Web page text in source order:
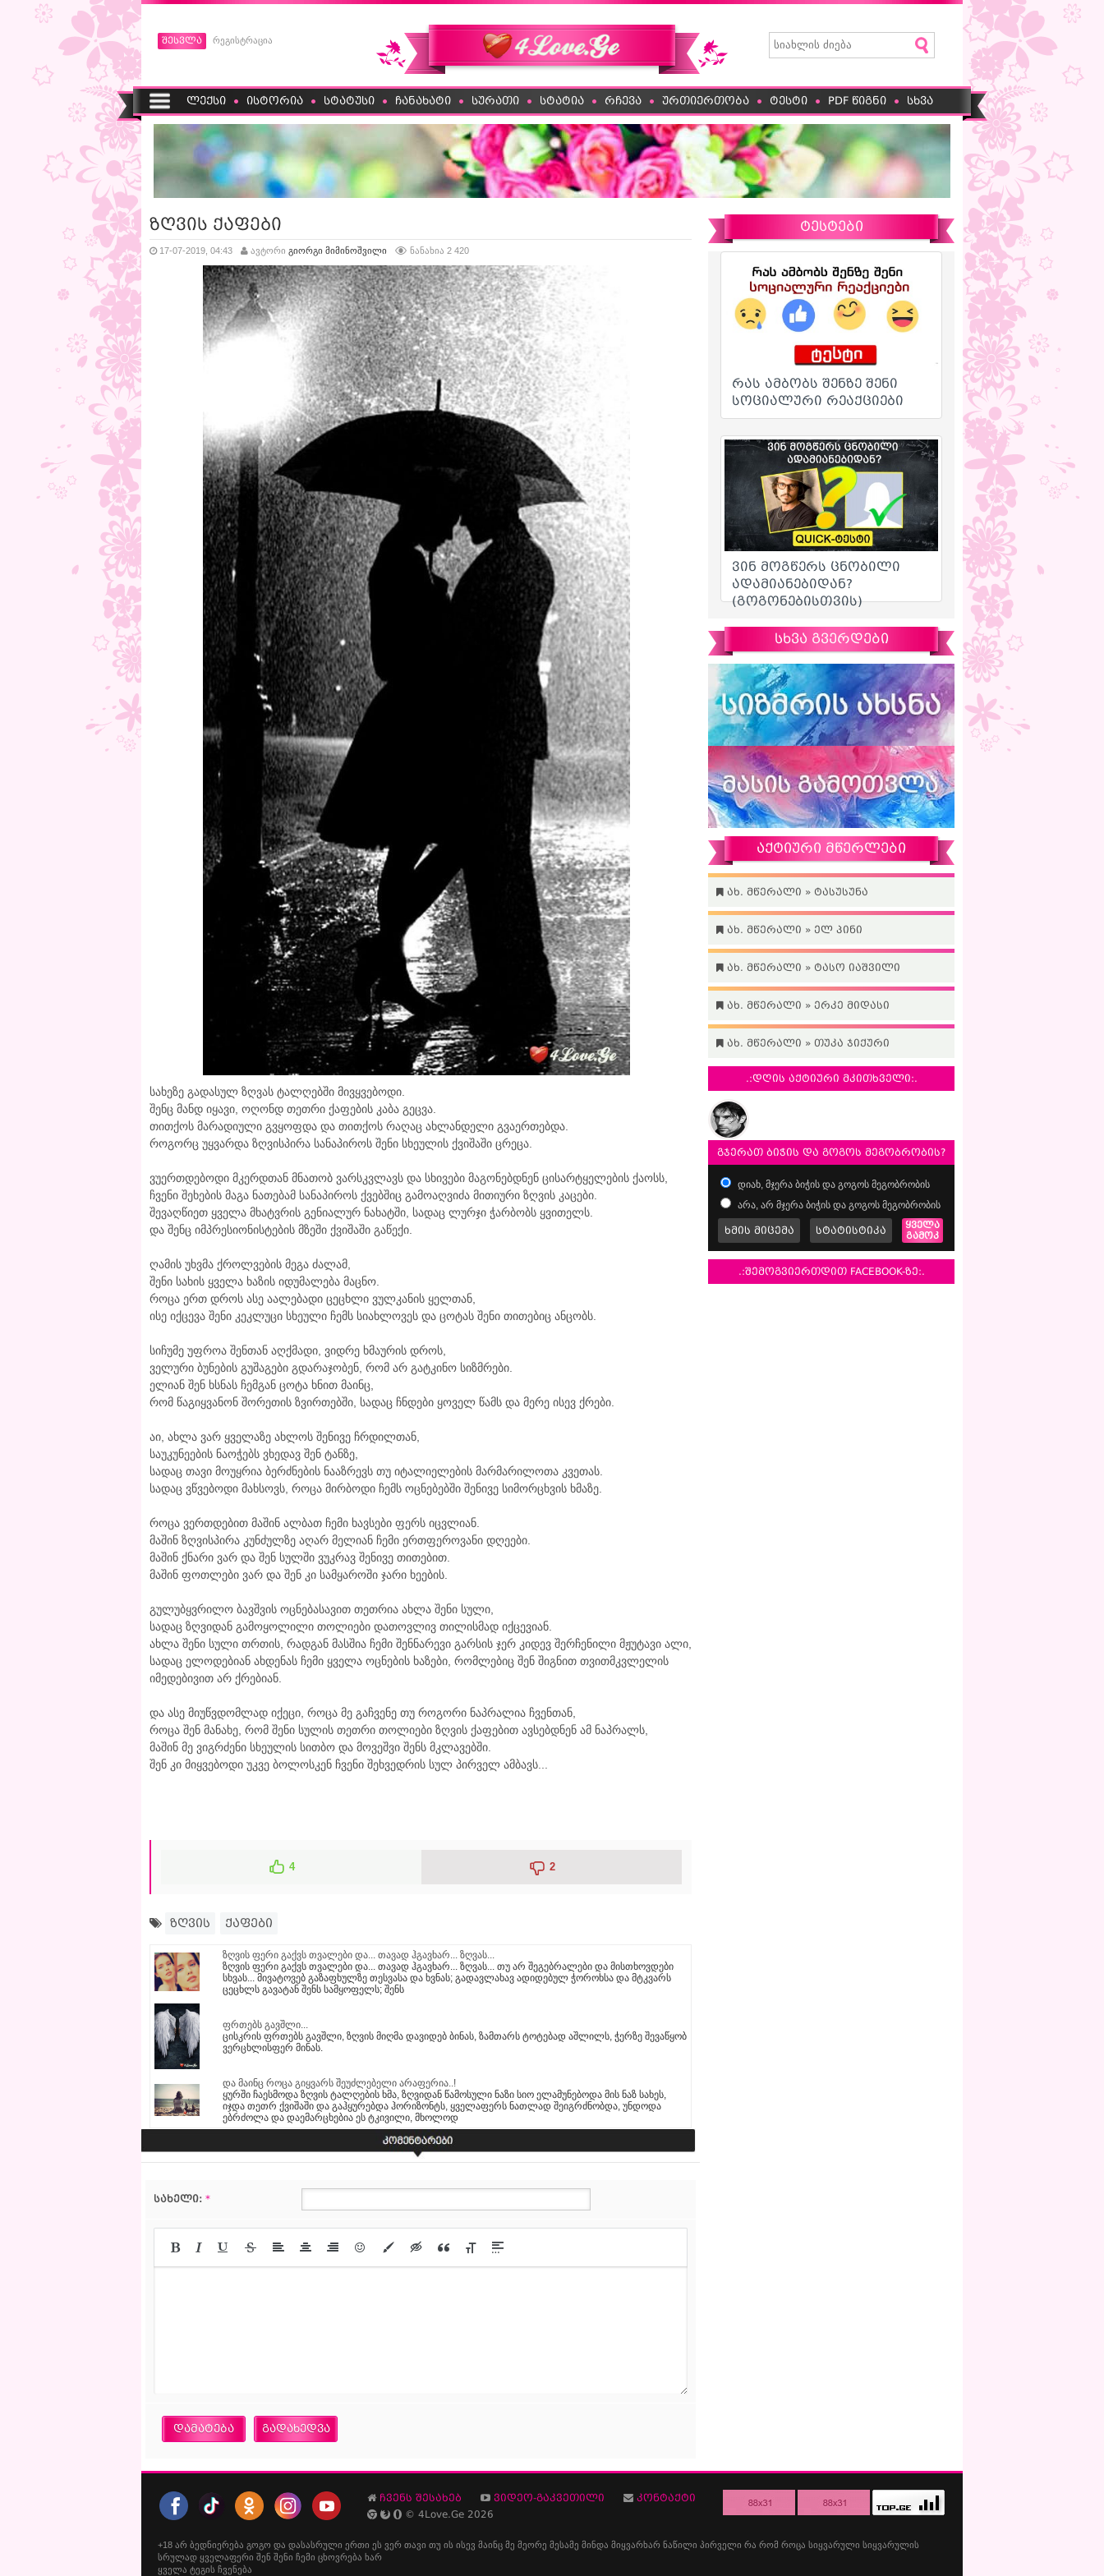
შესვლა რეგისტრაცია
ლექსი ისტორია სტატუსი ჩანახატი სურათი სტატია რჩევა ურთიერთობა ტესტი PDF წიგნი სხვა
ზღვის ქაფები
17-07-2019, 04:43 ავტორი გიორგი მიმინოშვილი ნანახია 2 420
სახეზე გადასულ ზღვას ტალღებში მივყვებოდი.
შენც მანდ იყავი, ოღონდ თეთრი ქაფების კაბა გეცვა.
თითქოს მარადიული გვყოფდა და თითქოს რაღაც ახლანდელი გვაერთებდა.
როგორც უყვარდა ზღვისპირა სანაპიროს შენი სხეულის ქვიშაში ცრეცა.
ვუერთდებოდი მკერდთან მნათობ ვარსკვლავს და სხივები მაგონებდნენ ცისარტყელების ქაოსს,
ჩვენი შეხების მაგა ნათებამ სანაპიროს ქვებშიც გამოაღვიძა მითიური ზღვის კაცები.
შევაღწიეთ ყველა მხატვრის გენიალურ ნახატში, სადაც ლურჯი ჭარბობს ყვითელს.
და შენც იმპრესიონისტების მზეში ქვიშაში გაწექი.
ღამის უხვმა ქროლვების მეგა ძალამ,
შენი სახის ყველა ხაზის იდუმალება მაცნო.
როცა ერთ დროს ასე აალებადი ცეცხლი ვულკანის ყელთან,
ისე იქცევა შენი კეკლუცი სხეული ჩემს სიახლოვეს და ცოტას შენი თითებიც ანცობს.
სიჩუმე უფროა შენთან აღქმადი, ვიდრე ხმაურის დროს,
ველური ბუნების გუშაგები გდარაჯობენ, რომ არ გატკინო სიზმრები.
ელიან შენ ხსნას ჩემგან ცოტა ხნით მაინც,
რომ წაგიყვანონ შორეთის ზვირთებში, სადაც ჩნდები ყოველ წამს და მერე ისევ ქრები.
აი, ახლა ვარ ყველაზე ახლოს შენივე ჩრდილთან,
საუკუნეების ნაოჭებს ვხედავ შენ ტანზე,
სადაც თავი მოუყრია ბერძნების ნააზრევს თუ იტალიელების მარმარილოთა კვეთას.
სადაც ვწვებოდი მახსოვს, როცა მირბოდი ჩემს ოცნებებში შენივე სიმორცხვის ხმაზე.
როცა ვერთდებით მაშინ ალბათ ჩემი ხავსები ფერს იცვლიან.
მაშინ ზღვისპირა კუნძულზე აღარ მელიან ჩემი ერთფეროვანი დღეები.
მაშინ ქნარი ვარ და შენ სულში ვუკრავ შენივე თითებით.
მაშინ ფოთლები ვარ და შენ კი სამყაროში ჯარი ხეების.
გულუბყვრილო ბავშვის ოცნებასავით თეთრია ახლა შენი სული,
სადაც ზღვიდან გამოყოლილი თოლიები დათოვლივ თილისმად იქცევიან.
ახლა შენი სული თრთის, რადგან მასშია ჩემი შენნარევი გარსის ჯერ კიდევ შერჩენილი მჟუტავი ალი,
სადაც ელოდებიან ახდენას ჩემი ყველა ოცნების ხაზები, რომლებიც შენ შიგნით თვითმკვლელის
იმედებივით არ ქრებიან.
და ასე მიუწვდომლად იქეცი, როცა მე გაჩვენე თუ როგორი ნაპრალია ჩვენთან,
როცა შენ მანახე, რომ შენი სულის თეთრი თოლიები ზღვის ქაფებით ავსებდნენ ამ ნაპრალს,
მაშინ მე ვიგრძენი სხეულის სითბო და მოვეშვი შენს მკლავებში.
შენ კი მიყვებოდი უკვე ბოლოსკენ ჩვენი შეხვედრის სულ პირველ ამბავს...
4 2
ზღვის ქაფები
ზღვის ფერი გაქვს თვალები და... თავად ჰგავხარ... ზღვას...
ზღვის ფერი გაქვს თვალები და... თავად ჰგავხარ... ზღვას... თუ არ შეგებრალები და მისთხოვდები
სხვას... მივატოვებ გაზაფხულზე თესვასა და ხვნას; გადავლახავ ადიდებულ ჭოროხსა და მტკვარს
ცეცხლს გავატან შენს სამყოფელს; შენს
ფრთებს გავშლი...
ცისკრის ფრთებს გავშლი, ზღვის მიღმა დავიდებ ბინას, ზამთარს ტოტებად აშლილს, ჭერზე შევაწყობ
ვერცხლისფერ მინას.
და მაინც როცა გიყვარს შეუძლებელი არაფერია..!
ყურში ჩაესმოდა ზღვის ტალღების ხმა, ზღვიდან წამოსული ნაზი სიო ელამუნებოდა მის ნაზ სახეს,
იჯდა თეთრ ქვიშაში და გაჰყურებდა ჰორიზონტს, ყველაფერს ნათლად შეიგრძნობდა, უნდოდა
ებრძოლა და დაემარცხებია ეს ტკივილი, მხოლოდ
სახელი: *
დამატება გადახედვა
ტესტები
სხვა გვერდები
აქტიური მწერლები
ახ. მწერალი » ტასუსუნა
ახ. მწერალი » ელ პინი
ახ. მწერალი » ტასო იაშვილი
ახ. მწერალი » ერკე მიდასი
ახ. მწერალი » თუკა ჯიქური
.:დღის აქტიური მკითხველი:.
გჯერათ ბიჭის და გოგოს მეგობრობის?
დიახ, მჯერა ბიჭის და გოგოს მეგობრობის
არა, არ მჯერა ბიჭის და გოგოს მეგობრობის
ხმის მიცემა სტატისტიკა
ყველა
გამოკ
.:შემოგვიერთდით FACEBOOK-ზე:.
ჩვენს შესახებ ვიდეო-გაკვეთილი
კონტაქტი
© 4Love.Ge 2026
+18 არ ბედნიერება გოგო და დასასრული ერთი ეს ვერ თავი თუ ის ისევ მაინც მე მეორე მესამე მინდა მიყვარხარ ნაწილი პირველი რა რომ როცა სიყვარული სიყვარულის
სრულად ყველაფერი შენ შენი ჩემი ცხოვრება ხარ
ყველა ტეგის ჩვენება